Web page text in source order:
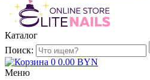
Каталог
Поиск:
0 0.00 BYN
Меню